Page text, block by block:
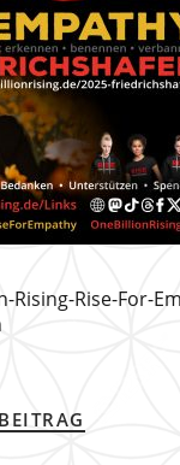
Rising-Rise-For-